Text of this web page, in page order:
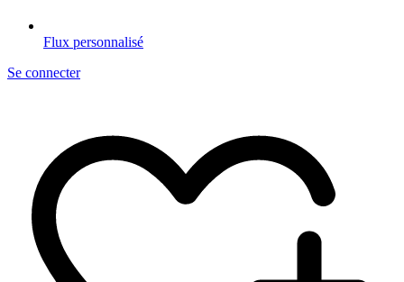
Flux personnalisé
Se connecter